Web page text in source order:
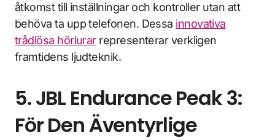
åtkomst till inställningar och kontroller utan att
behöva ta upp telefonen. Dessa innovativa
trådlösa hörlurarrepresenterar verkligen
framtidens ljudteknik.
5. JBL Endurance Peak 3:
För Den Äventyrlige